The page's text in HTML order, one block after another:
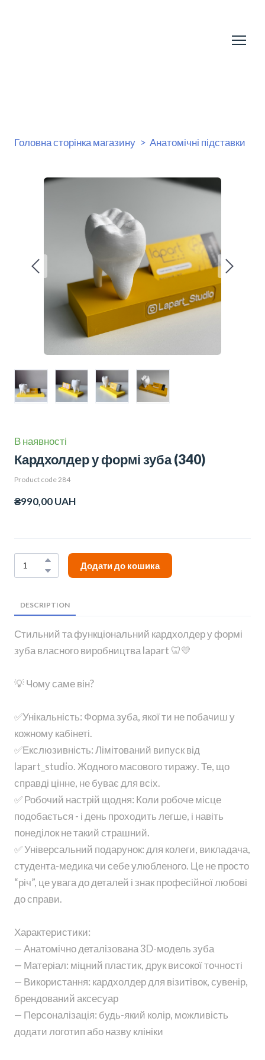
Головна сторінка магазину Анатомічні підставки
В наявності
Кардхолдер у формі зуба(340)
Product code 284
₴990,00 UAH
Додати до кошика
DESCRIPTION
Стильний та функціональний кардхолдер у формі
зуба власного виробництва lapart 🦷💛
💡 Чому саме він?
✅Унікальність: Форма зуба, якої ти не побачиш у
кожному кабінеті.
✅Екслюзивність: Лімітований випуск від
lapart_studio. Жодного масового тиражу. Те, що
справді цінне, не буває для всіх.
✅ Робочий настрій щодня: Коли робоче місце
подобається - і день проходить легше, і навіть
понеділок не такий страшний.
✅ Універсальний подарунок: для колеги, викладача,
студента-медика чи себе улюбленого. Це не просто
“річ”, це увага до деталей і знак професійної любові
до справи.
Характеристики:
— Анатомічно деталізована 3D-модель зуба
— Матеріал: міцний пластик, друк високої точності
— Використання: кардхолдер для візитівок, сувенір,
брендований аксесуар
— Персоналізація: будь-який колір, можливість
додати логотип або назву клініки